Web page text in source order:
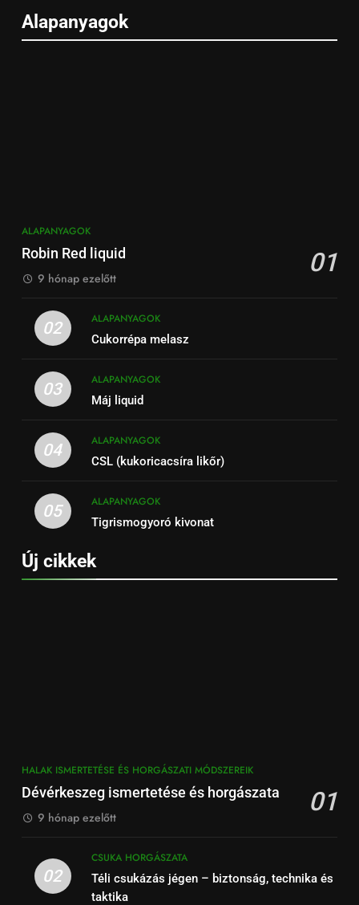
Alapanyagok
ALAPANYAGOK
Robin Red liquid 01
9 hónap ezelőtt
02
ALAPANYAGOK
Cukorrépa melasz
03
ALAPANYAGOK
Máj liquid
04
ALAPANYAGOK
CSL (kukoricacsíra likőr)
05
ALAPANYAGOK
Tigrismogyoró kivonat
Új cikkek
HALAK ISMERTETÉSE ÉS HORGÁSZATI MÓDSZEREIK
Dévérkeszeg ismertetése és horgászata 01
9 hónap ezelőtt
02
CSUKA HORGÁSZATA
Téli csukázás jégen – biztonság, technika és
taktika